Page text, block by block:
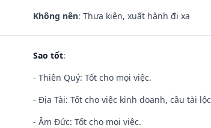
Không nên: Thưa kiện, xuất hành đi xa
Sao tốt:
- Thiên Quý: Tốt cho mọi việc.
- Địa Tài: Tốt cho việc kinh doanh, cầu tài
- Âm Đức: Tốt cho mọi việc.